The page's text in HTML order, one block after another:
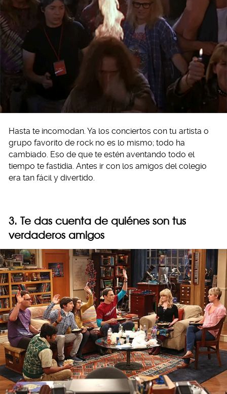
Hasta te incomodan. Ya los conciertos con tu artista o
grupo favorito de rock no es lo mismo; todo ha
cambiado. Eso de que te estén aventando todo el
tiempo te fastidia. Antes ir con los amigos del colegio
era tan fácil y divertido.
3. Te das cuenta de quiénes son tus
verdaderos amigos